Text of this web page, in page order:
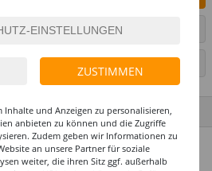
WUNSCHLISTE SETZEN
SEITE DRUCKEN
Münzen: Metall
ZUSTIMMEN
Inhalte und Anzeigen zu personalisieren,
anbieten zu können und die Zugriffe
Zudem geben wir Informationen zu
an unsere Partner für soziale
weiter, die ihren Sitz ggf. außerhalb